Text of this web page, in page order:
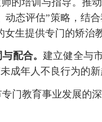
动态评估”策略，结
女生提供专门的矫治
与配合。建立健全与
成年人不良行为的
门教育事业发展的